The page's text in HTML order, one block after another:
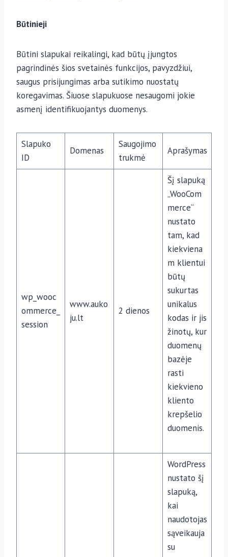
Būtinieji
Būtini slapukai reikalingi, kad būtų įjungtos
pagrindinės šios svetainės funkcijos, pavyzdžiui,
saugus prisijungimas arba sutikimo nuostatų
koregavimas. Šiuose slapukuose nesaugomi jokie
asmenį identifikuojantys duomenys.
Slapuko
ID
Domenas
Saugojimo
trukmė
Aprašymas
wp_wooc
ommerce_
session
www.auko
ju.lt
2 dienos
Šį slapuką
„WooCom
merce“
nustato
tam, kad
kiekviena
m klientui
būtų
sukurtas
unikalus
kodas ir jis
žinotų, kur
duomenų
bazėje
rasti
kiekvieno
kliento
krepšelio
duomenis.
WordPress
nustato šį
slapuką,
kai
naudotojas
sąveikauja
su